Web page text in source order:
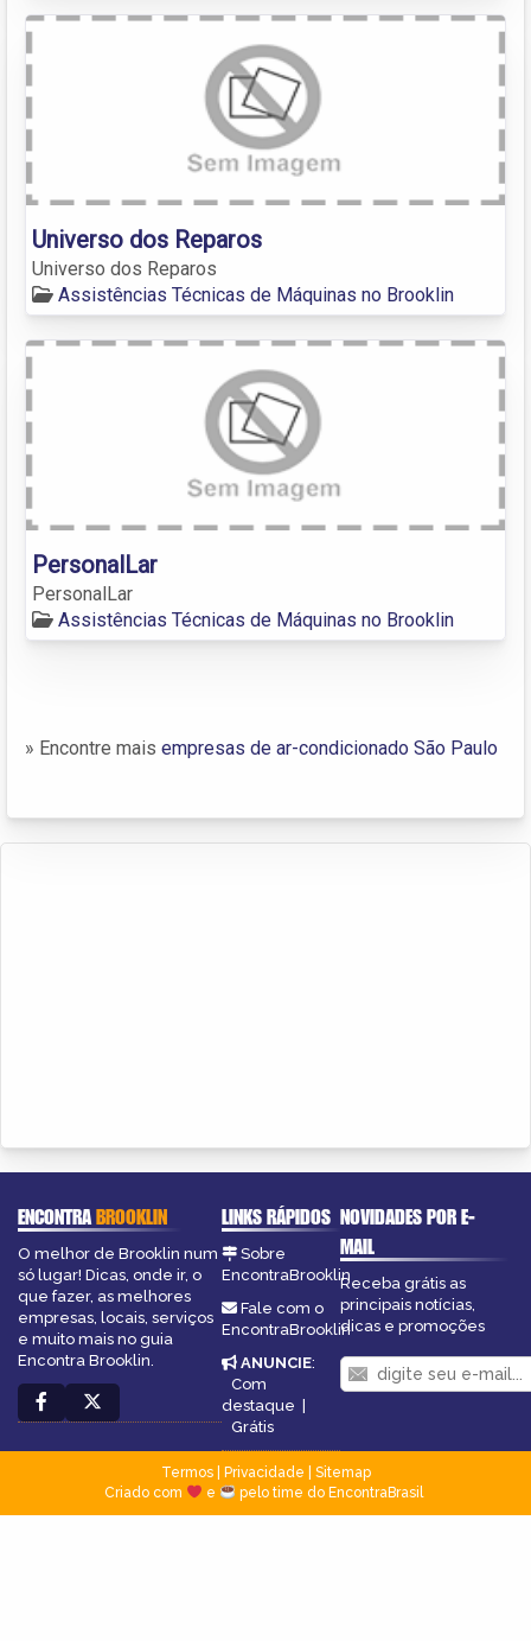
Universo dos Reparos
Universo dos Reparos
Assistências Técnicas de Máquinas no Brooklin
PersonalLar
PersonalLar
Assistências Técnicas de Máquinas no Brooklin
» Encontre mais empresas de ar-condicionado São Paulo
ENCONTRABROOKLIN
O melhor de Brooklin num
só lugar! Dicas, onde ir, o
que fazer, as melhores
empresas, locais, serviços
e muito mais no guia
Encontra Brooklin.
LINKS RÁPIDOS
Sobre
EncontraBrooklin
Fale com o
EncontraBrooklin
ANUNCIE:
Com
destaque |
Grátis
NOVIDADES POR E-
MAIL
Receba grátis as
principais notícias,
dicas e promoções
Termos| Privacidade
Sitemap
Criado com
e pelo time do EncontraBrasil